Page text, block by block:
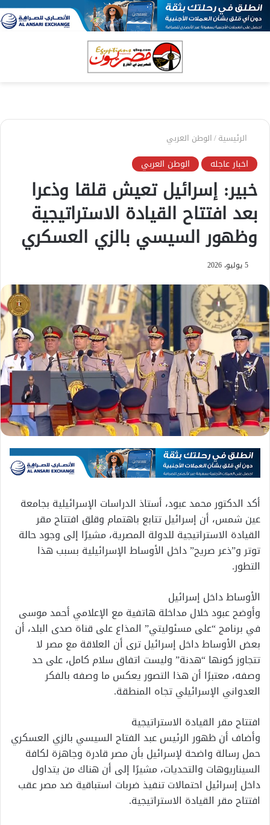
الرئيسية/الوطن العربي
اخبار عاجله الوطن العربي
خبير: إسرائيل تعيش قلقا وذعرا
بعد افتتاح القيادة الاستراتيجية
وظهور السيسي بالزي العسكري
5 يوليو، 2026
أكد الدكتور محمد عبود، أستاذ الدراسات الإسرائيلية بجامعة
عين شمس، أن إسرائيل تتابع باهتمام وقلق افتتاح مقر
القيادة الاستراتيجية للدولة المصرية، مشيرًا إلى وجود حالة
توتر و”ذعر صريح” داخل الأوساط الإسرائيلية بسبب هذا
التطور.
الأوساط داخل إسرائيل
وأوضح عبود خلال مداخلة هاتفية مع الإعلامي أحمد موسى
في برنامج “على مسئوليتي” المذاع على قناة صدى البلد، أن
بعض الأوساط داخل إسرائيل ترى أن العلاقة مع مصر لا
تتجاوز كونها “هدنة” وليست اتفاق سلام كامل، على حد
وصفه، معتبرًا أن هذا التصور يعكس ما وصفه بالفكر
العدواني الإسرائيلي تجاه المنطقة.
افتتاح مقر القيادة الاستراتيجية
وأضاف أن ظهور الرئيس عبد الفتاح السيسي بالزي العسكري
حمل رسالة واضحة لإسرائيل بأن مصر قادرة وجاهزة لكافة
السيناريوهات والتحديات، مشيرًا إلى أن هناك من يتداول
داخل إسرائيل احتمالات تنفيذ ضربات استباقية ضد مصر عقب
افتتاح مقر القيادة الاستراتيجية.